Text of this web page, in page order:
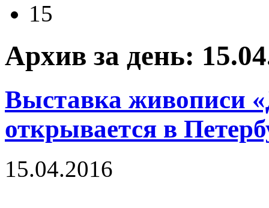
15
Архив за день:
Выставка живописи
открывается в
15.04.2016